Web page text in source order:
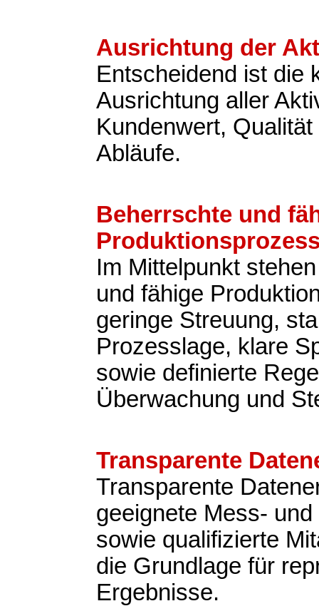
Ausrichtung der
Entscheidend ist die
Ausrichtung aller
Kundenwert,
Abläufe.
Beherrschte und
Im Mittelpunkt
und fähige
geringe Streuung,
Prozesslage, klare
sowie definierte
Überwachung und
Transparente
Transparente
geeignete Mess-
sowie qualifizierte
die Grundlage für
Ergebnisse.